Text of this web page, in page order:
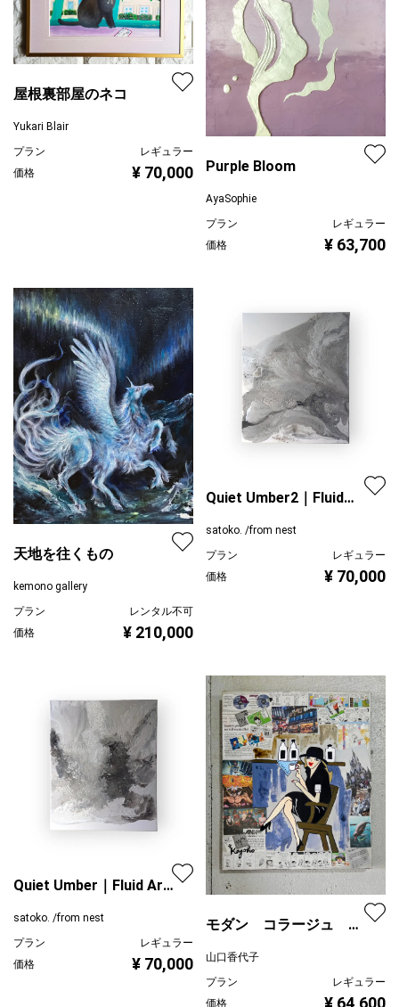
屋根裏部屋のネコ
Yukari Blair
プラン
レギュラー
価格
¥ 70,000 Purple Bloom
AyaSophie
プラン
レギュラー
価格
¥ 63,700
天地を往くもの
kemono gallery
プラン
レンタル不可
価格
¥ 210,000
Quiet Umber2｜Fluid
satoko. /from nest
プラン
レギュラー
価格
¥ 70,000
Quiet Umber｜Fluid Art
satoko. /from nest
プラン
レギュラー
価格
¥ 70,000
モダン コラージュ ガ
山口香代子
プラン
レギュラー
価格
¥ 64,600